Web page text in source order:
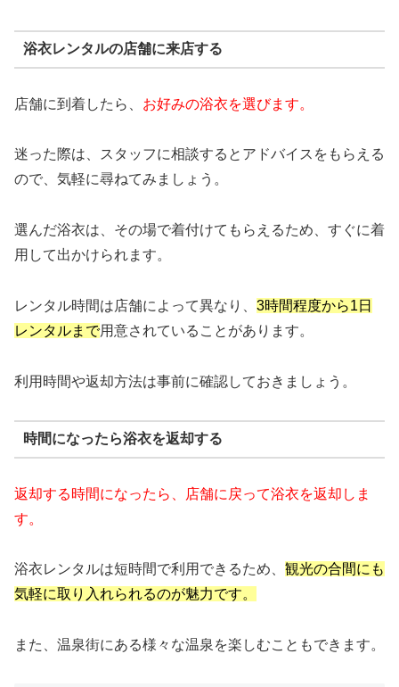
浴衣レンタルの店舗に来店する
店舗に到着したら、 お好みの浴衣を選びます。
迷った際は、スタッフに相談するとアドバイスをもらえる
ので、気軽に尋ねてみましょう。
選んだ浴衣は、その場で着付けてもらえるため、すぐに着
用して出かけられます。
レンタル時間は店舗によって異なり、 3時間程度から1日
レンタルまで用意されていることがあります。
利用時間や返却方法は事前に確認しておきましょう。
時間になったら浴衣を返却する
返却する時間になったら、店舗に戻って浴衣を返却しま
す。
浴衣レンタルは短時間で利用できるため、 観光の合間にも
気軽に取り入れられるのが魅力です。
また、温泉街にある様々な温泉を楽しむこともできます。